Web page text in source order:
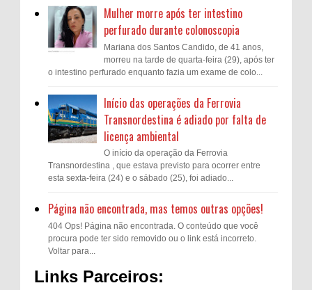
Mulher morre após ter intestino
perfurado durante colonoscopia
Mariana dos Santos Candido, de 41 anos,
morreu na tarde de quarta-feira (29), após ter
o intestino perfurado enquanto fazia um exame de colo...
Início das operações da Ferrovia
Transnordestina é adiado por falta de
licença ambiental
O início da operação da Ferrovia
Transnordestina , que estava previsto para ocorrer entre
esta sexta-feira (24) e o sábado (25), foi adiado...
Página não encontrada, mas temos outras opções!
404 Ops! Página não encontrada. O conteúdo que você
procura pode ter sido removido ou o link está incorreto.
Voltar para...
Links Parceiros: